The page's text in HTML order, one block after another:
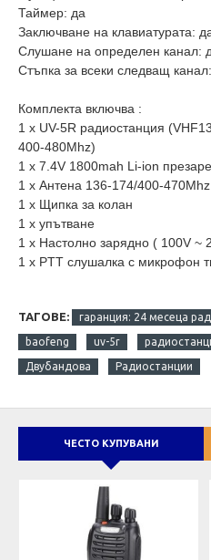
Таймер: да
Заключване на клавиатурата:
Слушане на определен канал:
Стъпка за всеки следващ
Комплекта включва :
1 x UV-5R радиостанция
400-480Mhz)
1 x 7.4V 1800mah Li-ion
1 x Антена 136-174/400-470Mhz
1 x Щипка за колан
1 x упътване
1 x Настолно зарядно ( 100V ~
1 x PTT слушалка с микрофон
ТАГОВЕ: гаранция: 24 месеца
baofeng uv-5r
Двубандова Радиостанции
ЧЕСТО КУПУВАНИ